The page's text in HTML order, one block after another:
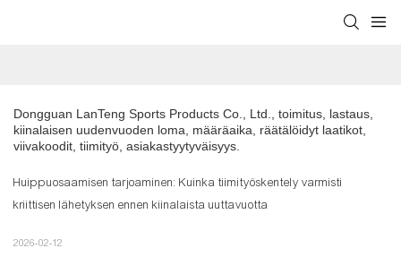
Dongguan LanTeng Sports Products Co., Ltd., toimitus, lastaus,
kiinalaisen uudenvuoden loma, määräaika, räätälöidyt laatikot,
viivakoodit, tiimityö, asiakastyytyväisyys.
Huippuosaamisen tarjoaminen: Kuinka tiimityöskentely varmisti
kriittisen lähetyksen ennen kiinalaista uuttavuotta
2026-02-12